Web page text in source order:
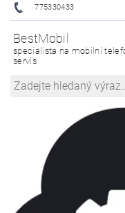
775330433
BestMobil
specialista na mobilní
servis